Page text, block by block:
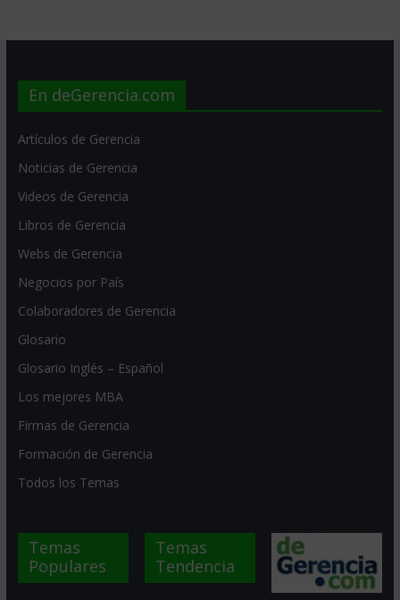
En deGerencia.com
Artículos de Gerencia
Noticias de Gerencia
Videos de Gerencia
Libros de Gerencia
Webs de Gerencia
Negocios por País
Colaboradores de Gerencia
Glosario
Glosario Inglés – Español
Los mejores MBA
Firmas de Gerencia
Formación de Gerencia
Todos los Temas
Temas
Populares
Temas
Tendencia